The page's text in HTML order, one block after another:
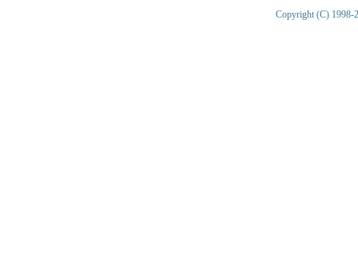
Copyright (C) 1998-